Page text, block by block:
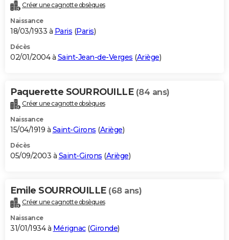
Créer une cagnotte obsèques
Naissance
18/03/1933 à Paris (Paris)
Décès
02/01/2004 à Saint-Jean-de-Verges (Ariège)
Paquerette SOURROUILLE (84 ans)
Créer une cagnotte obsèques
Naissance
15/04/1919 à Saint-Girons (Ariège)
Décès
05/09/2003 à Saint-Girons (Ariège)
Emile SOURROUILLE (68 ans)
Créer une cagnotte obsèques
Naissance
31/01/1934 à Mérignac(Gironde)